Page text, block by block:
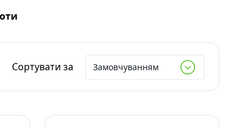
Флакони для косметики
Баночки для косметики
Вакуумні флакони
Сортувати за Замовчуванням